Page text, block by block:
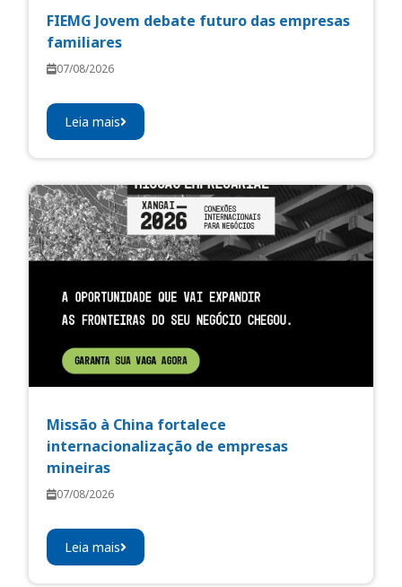
FIEMG Jovem debate futuro das empresas
familiares
07/08/2026
Leia mais
Missão à China fortalece
internacionalização de empresas
mineiras
07/08/2026
Leia mais